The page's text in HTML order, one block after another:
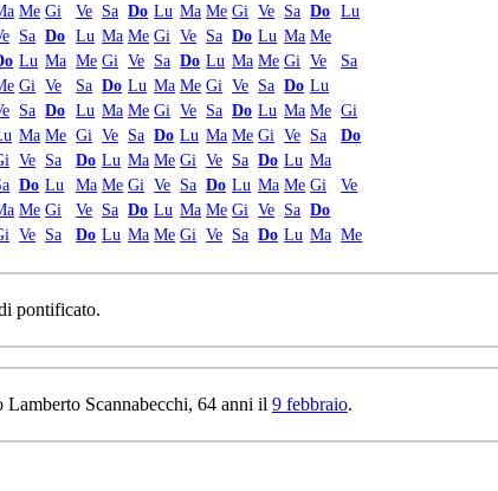
Me Gi Ve Sa Do Lu Ma Me Gi Ve Sa Do Lu
Sa Do Lu Ma Me Gi Ve Sa Do Lu Ma Me
Lu Ma Me Gi Ve Sa Do Lu Ma Me Gi Ve
Sa
Gi Ve Sa Do Lu Ma Me Gi Ve Sa Do Lu
Sa Do Lu Ma Me Gi Ve Sa Do Lu Ma Me Gi
Ma Me Gi Ve Sa Do Lu Ma Me Gi Ve Sa
Do
Ve Sa Do Lu Ma Me Gi Ve Sa Do Lu Ma
Do Lu Ma Me Gi Ve Sa Do Lu Ma Me Gi
Ve
Me Gi Ve Sa Do Lu Ma Me Gi Ve Sa Do
Ve Sa Do Lu Ma Me Gi Ve Sa Do Lu Ma Me
pontificato.
Lamberto Scannabecchi, 64 anni il 9 febbraio.